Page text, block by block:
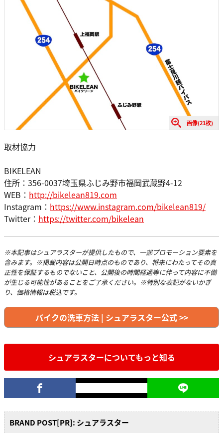
画像(21枚)
取材協力
BIKELEAN
住所：356-0037埼玉県ふじみ野市福岡武蔵野4-12
WEB： http://bikelean819.com
Instagram： https://www.instagram.com/bikelean819/
Twitter： https://twitter.com/bikelean
※本記事はシュアラスターが提供したもので、一部プロモーション要素を
含みます。※掲載内容は公開日時点のものであり、将来にわたってその真
正性を保証するものでないこと、公開後の時間経過等に伴って内容に不備
が生じる可能性があることをご了承ください。※特別な表記がないかぎ
り、価格情報は税込です。
バイクの洗車方法 | シュアラスター公式 >>
シュアラスターについてもっと知る
BRAND POST[PR]: シュアラスター